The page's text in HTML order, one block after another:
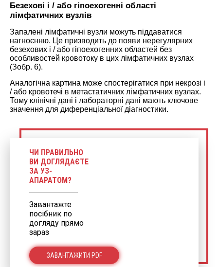
Безехові і / або гіпоехогенні області
лімфатичних вузлів
Запалені лімфатичні вузли можуть піддаватися
нагноєнню. Це призводить до появи нерегулярних
безехових і / або гіпоехогенних областей без
особливостей кровотоку в цих лімфатичних вузлах
(Зобр. 6).
Аналогічна картина може спостерігатися при некрозі і
/ або кровотечі в метастатичних лімфатичних вузлах.
Тому клінічні дані і лабораторні дані мають ключове
значення для диференціальної діагностики.
ЧИ ПРАВИЛЬНО
ВИ ДОГЛЯДАЄТЕ
ЗА УЗ-
АПАРАТОМ?
Завантажте
посібник по
догляду прямо
зараз
ЗАВАНТАЖИТИ PDF